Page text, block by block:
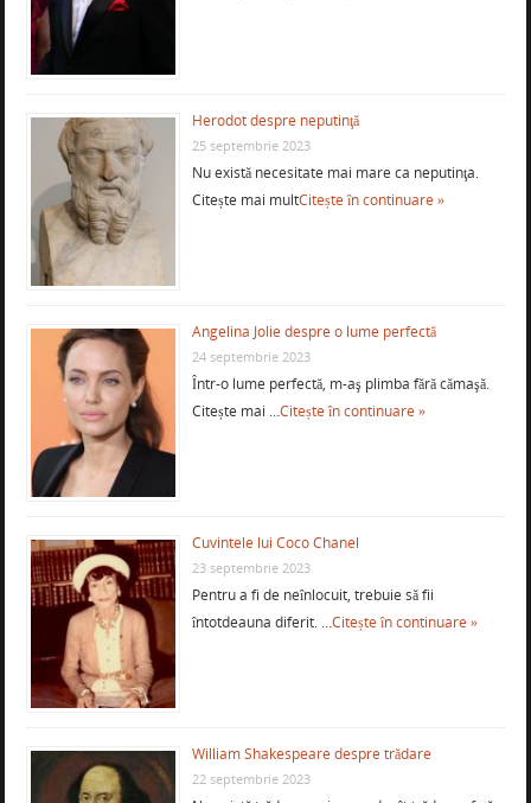
Herodot despre neputinţă
25 septembrie 2023
Nu există necesitate mai mare ca neputinţa.
Citește mai multCitește în continuare »
Angelina Jolie despre o lume perfectă
24 septembrie 2023
Într-o lume perfectă, m-aş plimba fără cămaşă.
Citește mai …Citește în continuare »
Cuvintele lui Coco Chanel
23 septembrie 2023
Pentru a fi de neînlocuit, trebuie să fii
întotdeauna diferit. …Citește în continuare »
William Shakespeare despre trădare
22 septembrie 2023